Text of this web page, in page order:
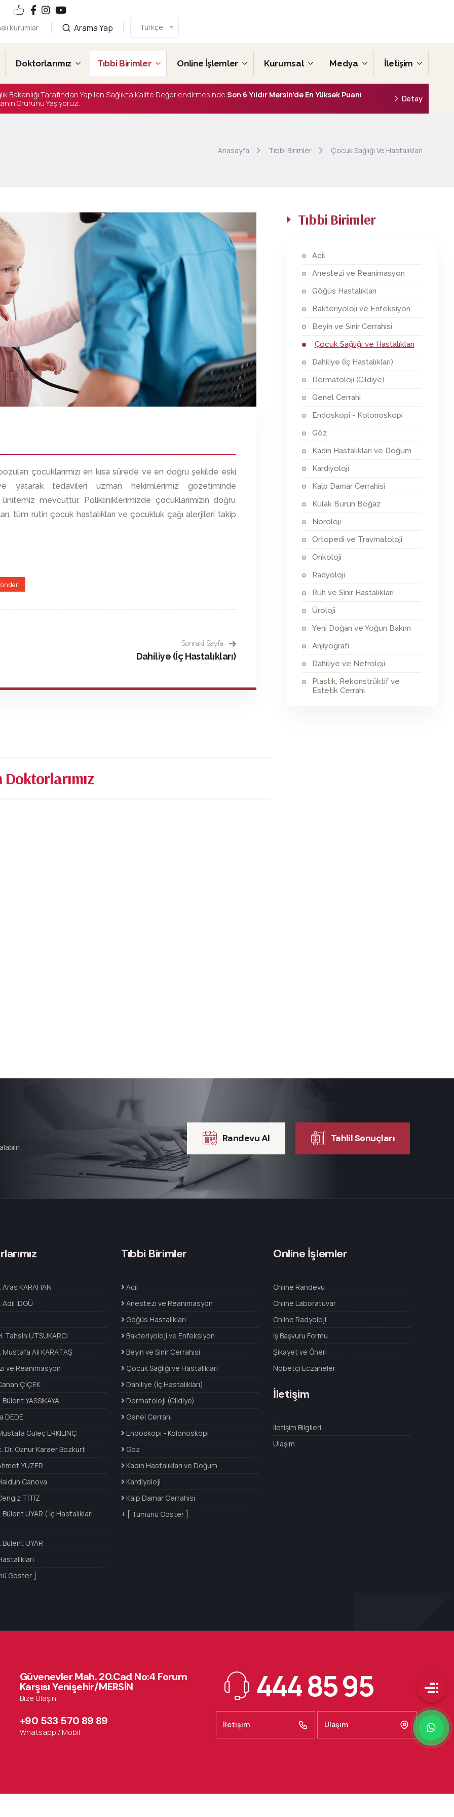
Kurumlar Arama Yap Türkçe
Doktorlarımız Tıbbi Birimler Online İşlemler Kurumsal Medya İletişim
Bakanlığı Tarafından Yapılan Sağlıkta Kalite Değerlendirmesinde Son 6 Yıldır Mersin'de En Yüksek Puanı
Grurunu Yaşıyoruz.
Detay
Anasayfa Tıbbi Birimler Çocuk Sağlığı Ve Hastalıkları
çocuklarımızı en kısa sürede ve en doğru şekilde eski
yatarak tedavileri uzman hekimlerimiz gözetiminde
mevcuttur. Polikliniklerimizde çocuklarımızın doğru
tüm rutin çocuk hastalıkları ve çocukluk çağı alerjileri takip
Sonraki Sayfa
Dahiliye (İç Hastalıkları)
Tıbbi Birimler
Acil
Anestezi ve Reanimasyon
Göğüs Hastalıkları
Bakteriyoloji ve Enfeksiyon
Beyin ve Sinir Cerrahisi
Çocuk Sağlığı ve Hastalıkları
Dahiliye (İç Hastalıkları)
Dermatoloji (Cildiye)
Genel Cerrahi
Endoskopi - Kolonoskopi
Göz
Kadın Hastalıkları ve Doğum
Kardiyoloji
Kalp Damar Cerrahisi
Kulak Burun Boğaz
Nöroloji
Ortopedi ve Travmatoloji
Onkoloji
Radyoloji
Ruh ve Sinir Hastalıkları
Üroloji
Yeni Doğan ve Yoğun Bakım
Anjiyografi
Dahiliye ve Nefroloji
Plastik, Rekonstrüktif ve
Estetik Cerrahi
Randevu Al Tahlil Sonuçları
KARAHAN
İDGÜ
Tahsin ÜTSÜKARCI
Mustafa Ali KARATAŞ
ve Reanimasyon
ÇİÇEK
YASSIKAYA
DEDE
Güleç ERKILINÇ
Dr. Öznur Karaer Bozkurt
YÜZER
Canova
TİTİZ
UYAR ( İç Hastalıkları
UYAR
Göster ]
Tıbbi Birimler
Acil
Anestezi ve Reanimasyon
Göğüs Hastalıkları
Bakteriyoloji ve Enfeksiyon
Beyin ve Sinir Cerrahisi
Çocuk Sağlığı ve Hastalıkları
Dahiliye (İç Hastalıkları)
Dermatoloji (Cildiye)
Genel Cerrahi
Endoskopi - Kolonoskopi
Göz
Kadın Hastalıkları ve Doğum
Kardiyoloji
Kalp Damar Cerrahisi
+ [ Tümünü Göster ]
Online İşlemler
Online Randevu
Online Laboratuvar
Online Radyoloji
İş Başvuru Formu
Şikayet ve Öneri
Nöbetçi Eczaneler
İletişim
İletişim Bilgileri
Ulaşım
Güvenevler Mah. 20.Cad No:4 Forum
Karşısı Yenişehir/MERSİN
Bize Ulaşın
+90 533 570 89 89
Whatsapp / Mobil
444 85 95
İletişim Ulaşım